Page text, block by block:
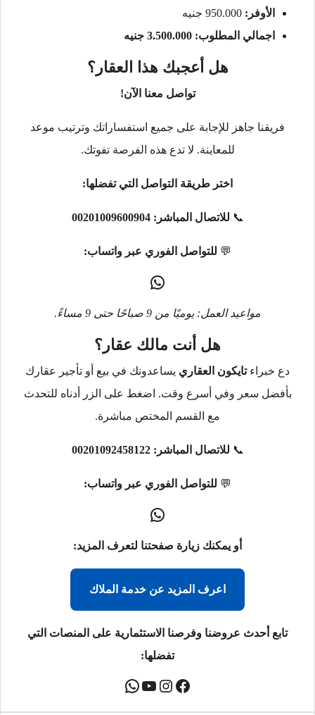
الأوفر:
اجمالي المطلوب: 3.500.000 جنيه
هل أعجبك هذا العقار؟
تواصل معنا الآن!
فريقنا جاهز للإجابة على جميع استفساراتك وترتيب موعد
للمعاينة. لا تدع هذه الفرصة تفوتك.
اختر طريقة التواصل التي تفضلها:
📞 للاتصال المباشر: 00201009600904
💬 للتواصل الفوري عبر واتساب:
مواعيد العمل: يوميًا من 9 صباحًا حتى 9 مساءً.
هل أنت مالك عقار؟
دع خبراءتايكون العقاري يساعدونك في بيع أو تأجير عقارك
بأفضل سعر وفي أسرع وقت. اضغط على الزر أدناه للتحدث
مع القسم المختص مباشرة.
📞 للاتصال المباشر: 00201092458122
💬 للتواصل الفوري عبر واتساب:
أو يمكنك زيارة صفحتنا لتعرف المزيد:
اعرف المزيد عن خدمة الملاك
تابع أحدث عروضنا وفرصنا الاستثمارية على المنصات التي
تفضلها: